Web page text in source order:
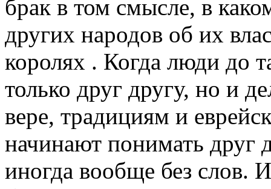
брак в том смысле, в
других народов об их
королях . Когда люди до
только друг другу, но и
вере, традициям и
начинают понимать друг
иногда вообще без слов.